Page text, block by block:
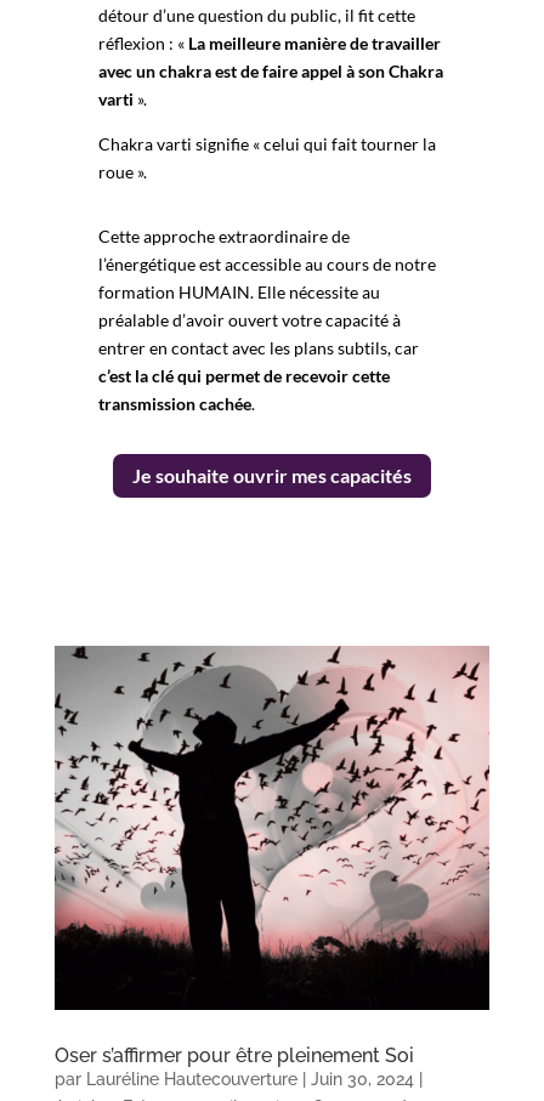
détour d’une question du public, il fit cette
réflexion : « La meilleure manière de travailler
avec un chakra est de faire appel à son Chakra
varti ».
Chakra varti signifie « celui qui fait tourner la
roue ».
Cette approche extraordinaire de
l’énergétique est accessible au cours de notre
formation HUMAIN. Elle nécessite au
préalable d’avoir ouvert votre capacité à
entrer en contact avec les plans subtils, car
c’est la clé qui permet de recevoir cette
transmission cachée.
Je souhaite ouvrir mes capacités
Oser s’affirmer pour être pleinement Soi
par Lauréline Hautecouverture| Juin 30, 2024|